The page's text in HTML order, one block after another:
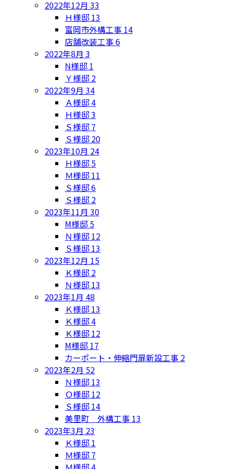
2022年12月 33
Ｈ様邸 13
富岡市外構工事 14
店舗改装工事6
2022年8月 3
N様邸 1
Ｙ様邸 2
2022年9月 34
Ａ様邸4
Ｈ様邸3
Ｓ様邸 7
Ｓ様邸 20
2023年10月 24
Ｈ様邸 5
Ｍ様邸 11
Ｓ様邸6
Ｓ様邸 2
2023年11月 30
M様邸 5
Ｎ様邸 12
Ｓ様邸 13
2023年12月 15
Ｋ様邸 2
Ｎ様邸 13
2023年1月 48
Ｋ様邸 13
Ｋ様邸4
Ｋ様邸 12
M様邸 17
カーポート・伸縮門扉新設工事 2
2023年2月 52
Ｎ様邸 13
Ｏ様邸 12
Ｓ様邸 14
美里町 外構工事 13
2023年3月 23
Ｋ様邸 1
Ｍ様邸 7